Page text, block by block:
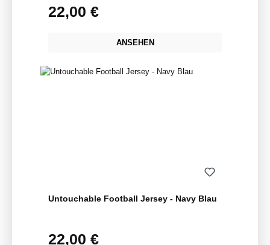
Regulärer Preis:
22,00 €
ANSEHEN
Untouchable Football Jersey - Navy Blau
Regulärer Preis:
22,00 €